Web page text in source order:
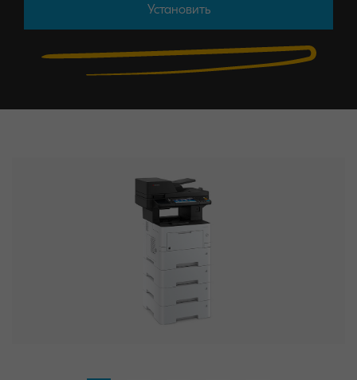
Установить